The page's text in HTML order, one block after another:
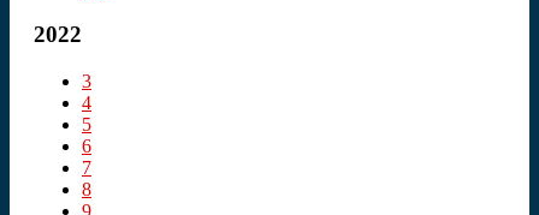
2022
3
4
5
6
7
8
9